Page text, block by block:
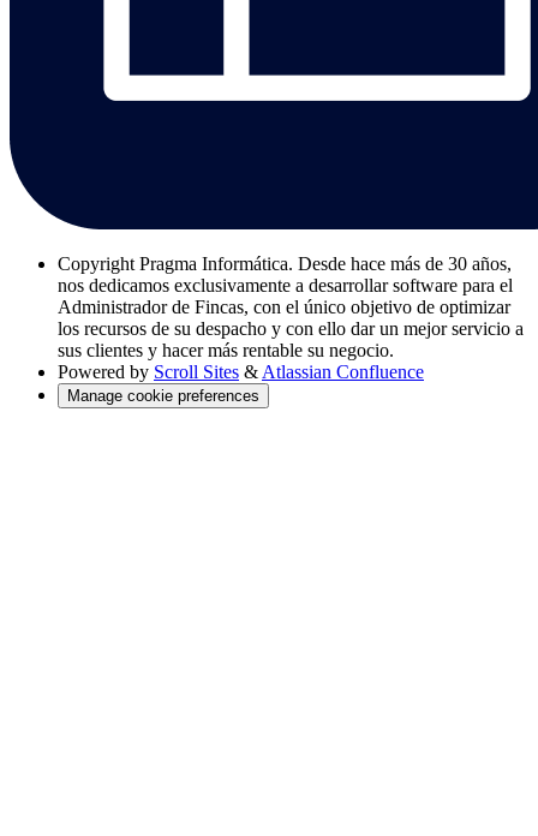
Copyright Pragma Informática. Desde hace más de 30 años,
nos dedicamos exclusivamente a desarrollar software para el
Administrador de Fincas, con el único objetivo de optimizar
los recursos de su despacho y con ello dar un mejor servicio a
sus clientes y hacer más rentable su negocio.
Powered by Scroll Sites & Atlassian Confluence
Manage cookie preferences